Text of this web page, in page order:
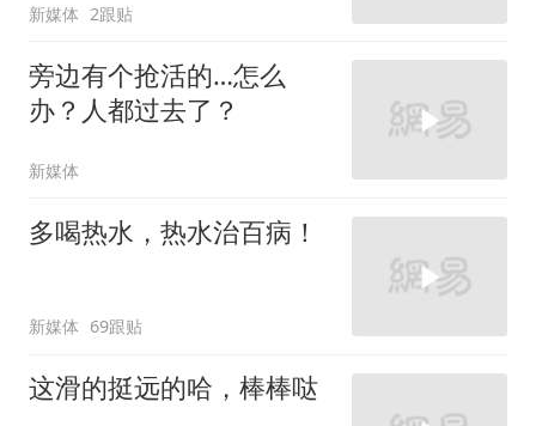
新媒体 2跟贴
旁边有个抢活的…怎么
办？人都过去了？
新媒体
多喝热水，热水治百病！
新媒体 69跟贴
这滑的挺远的哈，棒棒哒